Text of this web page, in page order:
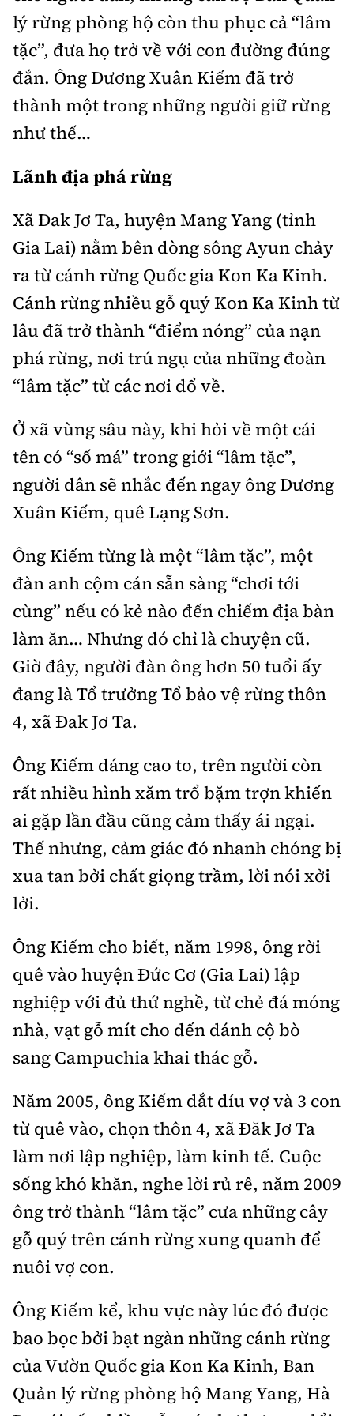
Nhà thầu
Mời thầu - Đấu thầu
Thi viết về GTVT
Gương sáng giao thông
Âm nhạc
Hậu trường sao
360 độ thể thao
Sản phẩm mới
Tư vấn
Thế giới
Thời sự Quốc tế
Hồ sơ tài liệu
Thế giới giao thông
Đi ++
Khám phá
Lối sống
Ẩm thực
Video
Thời sự
Khám phá
Camera giao thông
Câu chuyện giao thông
Giải trí - Thể thao
Cơ quan chủ quản: Bộ Xây dựng
Giấy phép số: 03/GP-BVHTTDL, cấp ngày 1/4/2025.
Tòa soạn: Số 2 Nguyễn Công Hoan, phường Giảng Võ,
Hà Nội.
Tổng biên tập:Nguyễn Thị Hồng Nga
Phó Tổng biên tập:Nguyễn Sơn Tùng,
0901 514 799
Quảng cáo và Phát hành:
0915 057 282
Email:bandoc@baoxaydung.vn
Cấm sao chép dưới mọi hình thức nếu không có sự
Thông tin tòa
soạn
lý rừng phòng hộ còn thu phục cả “lâm
tặc”, đưa họ trở về với con đường đúng
đắn. Ông Dương Xuân Kiếm đã trở
thành một trong những người giữ rừng
như thế…
Lãnh địa phá rừng
Xã Đak Jơ Ta, huyện Mang Yang (tỉnh
Gia Lai) nằm bên dòng sông Ayun chảy
ra từ cánh rừng Quốc gia Kon Ka Kinh.
Cánh rừng nhiều gỗ quý Kon Ka Kinh từ
lâu đã trở thành “điểm nóng” của nạn
phá rừng, nơi trú ngụ của những đoàn
“lâm tặc” từ các nơi đổ về.
Ở xã vùng sâu này, khi hỏi về một cái
tên có “số má” trong giới “lâm tặc”,
người dân sẽ nhắc đến ngay ông Dương
Xuân Kiếm, quê Lạng Sơn.
Ông Kiếm từng là một “lâm tặc”, một
đàn anh cộm cán sẵn sàng “chơi tới
cùng” nếu có kẻ nào đến chiếm địa bàn
làm ăn… Nhưng đó chỉ là chuyện cũ.
Giờ đây, người đàn ông hơn 50 tuổi ấy
đang là Tổ trưởng Tổ bảo vệ rừng thôn
4, xã Đak Jơ Ta.
Ông Kiếm dáng cao to, trên người còn
rất nhiều hình xăm trổ bặm trợn khiến
ai gặp lần đầu cũng cảm thấy ái ngại.
Thế nhưng, cảm giác đó nhanh chóng bị
xua tan bởi chất giọng trầm, lời nói xởi
lởi.
Ông Kiếm cho biết, năm 1998, ông rời
quê vào huyện Đức Cơ (Gia Lai) lập
nghiệp với đủ thứ nghề, từ chẻ đá móng
nhà, vạt gỗ mít cho đến đánh cộ bò
sang Campuchia khai thác gỗ.
Năm 2005, ông Kiếm dắt díu vợ và 3 con
từ quê vào, chọn thôn 4, xã Đăk Jơ Ta
làm nơi lập nghiệp, làm kinh tế. Cuộc
sống khó khăn, nghe lời rủ rê, năm 2009
ông trở thành “lâm tặc” cưa những cây
gỗ quý trên cánh rừng xung quanh để
nuôi vợ con.
Ông Kiếm kể, khu vực này lúc đó được
bao bọc bởi bạt ngàn những cánh rừng
của Vườn Quốc gia Kon Ka Kinh, Ban
Quản lý rừng phòng hộ Mang Yang, Hà